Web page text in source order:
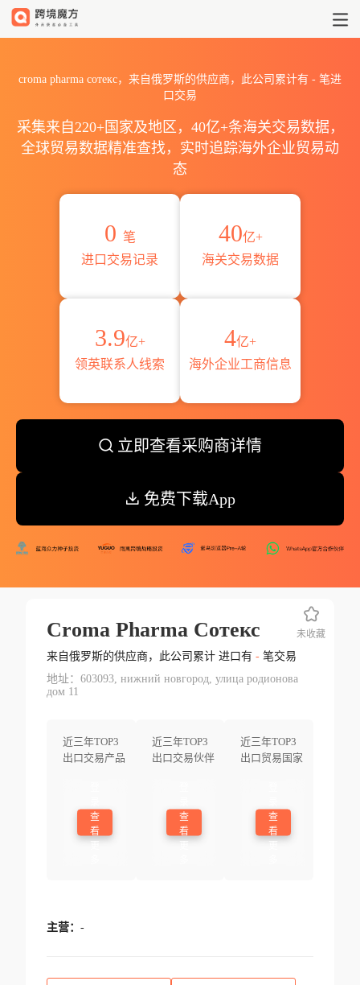
croma pharma сотекс，来自俄罗斯的供应商，此公司累计有 - 笔进
口交易
采集来自220+国家及地区，40亿+条海关交易数据，
全球贸易数据精准查找，实时追踪海外企业贸易动
态
0 笔
进口交易记录
40亿+
海关交易数据
3.9亿+
领英联系人线索
4亿+
海外企业工商信息
立即查看采购商详情
免费下载App
Croma Pharma Сотекс
来自俄罗斯的供应商，此公司累计 进口有 -笔交易
地址：603093, нижний новгород, улица родионова
дом 11
近三年TOP3
出口交易产品
查
看
近三年TOP3
出口交易伙伴
查
看
近三年TOP3
出口贸易国家
查
看
未收藏
主营： -